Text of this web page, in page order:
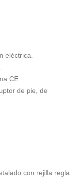
eléctrica.
CE.
de pie, de
con rejilla regla